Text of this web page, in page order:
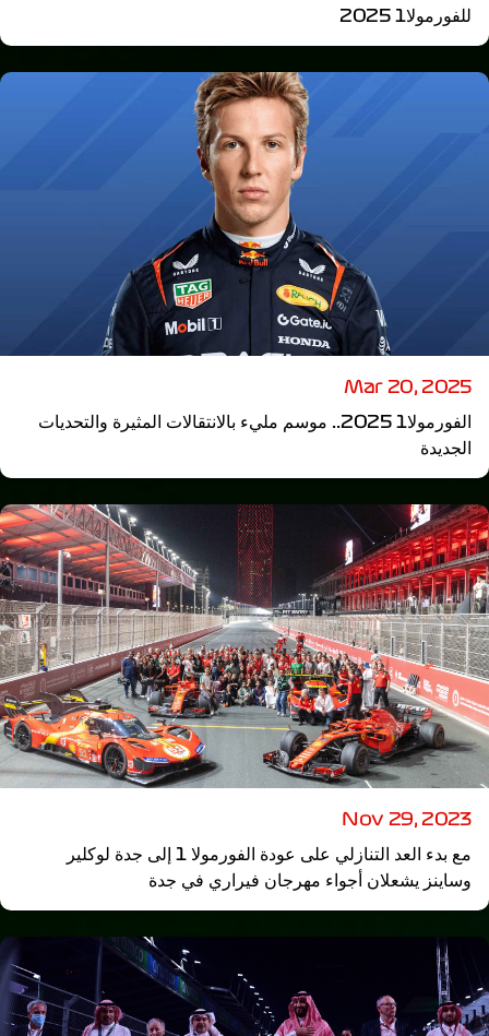
للفورمولا1 2025
Mar 20, 2025
الفورمولا1 2025.. موسم مليء بالانتقالات المثيرة والتحديات
الجديدة
Nov 29, 2023
مع بدء العد التنازلي على عودة الفورمولا 1 إلى جدة لوكلير
وساينز يشعلان أجواء مهرجان فيراري في جدة